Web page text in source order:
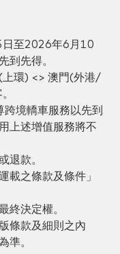
日至2026年6月10
到先得。
上環) <> 澳門(外港/
境轎車服務以先到
上述增值服務將不
退款。
載之條款及條件」
終決定權。
條款及細則之內
準。